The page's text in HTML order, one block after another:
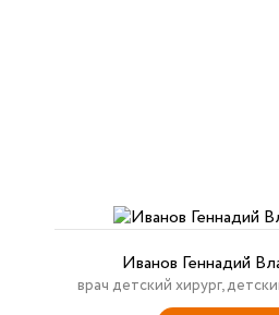
Иванов Геннадий
врач детский хирург,